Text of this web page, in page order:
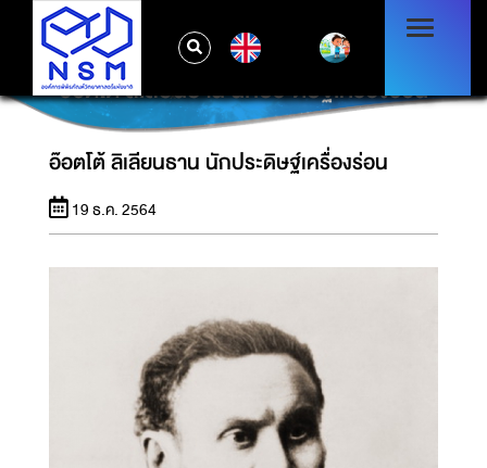
อ๊อตโต้ ลิเลียนธาน นักประดิษฐ์เครื่องร่อน
อ๊อตโต้ ลิเลียนธาน นักประดิษฐ์เครื่องร่อน
19 ธ.ค. 2564